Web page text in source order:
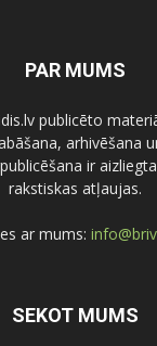
PAR MUMS
publicēto
arhivēšana
ir
rakstiskas atļaujas.
ar mums:
SEKOT MUMS